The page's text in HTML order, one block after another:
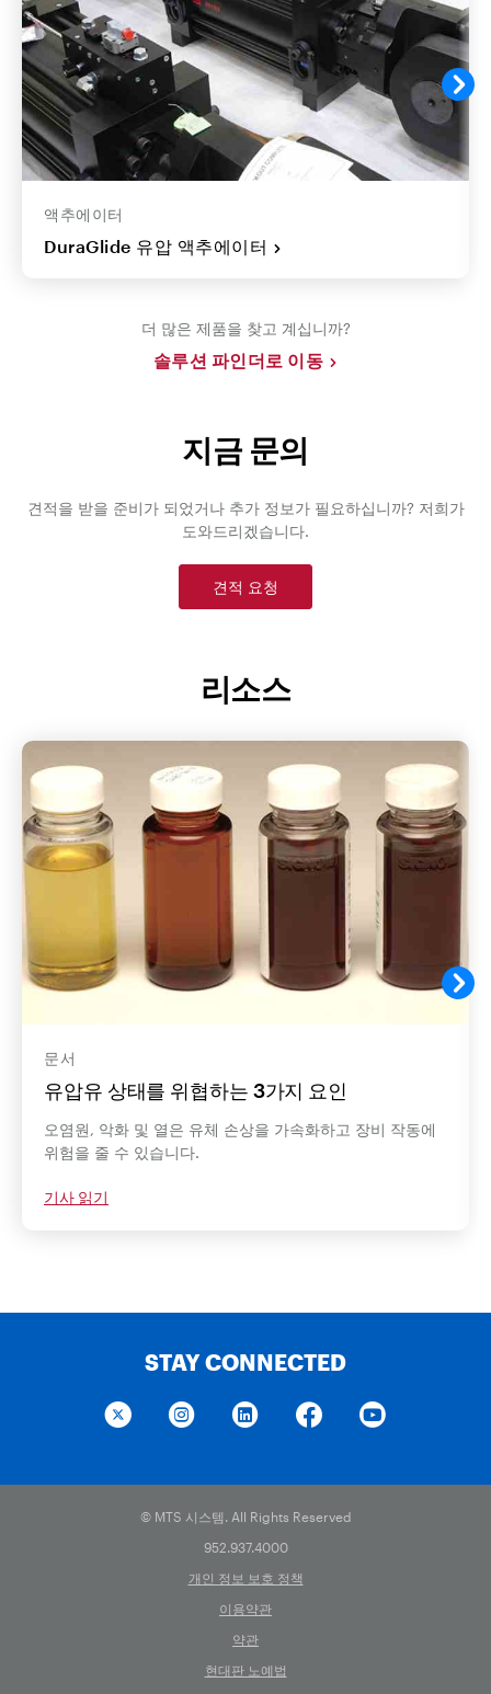
액추에이터
DuraGlide 유압 액추에이터
더 많은 제품을 찾고 계십니까?
솔루션 파인더로 이동
지금 문의
견적을 받을 준비가 되었거나 추가 정보가 필요하십니까? 저희가
도와드리겠습니다.
견적 요청
리소스
문서
유압유 상태를 위협하는 3가지 요인
오염원, 악화 및 열은 유체 손상을 가속화하고 장비 작동에
위험을 줄 수 있습니다.
기사 읽기
STAY CONNECTED
© MTS 시스템. All Rights Reserved
952.937.4000
개인 정보 보호 정책
이용약관
약관
현대판 노예법